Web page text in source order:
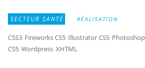
SECTEUR SANTÉ RÉALISATION
CSS3 Fireworks CS5 Illustrator CS5 Photoshop
CS5 Wordpress XHTML